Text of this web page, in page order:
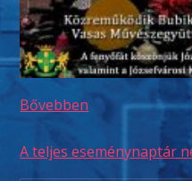
Bővebben
A teljes eseménynaptár